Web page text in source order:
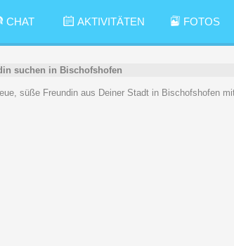
CHAT AKTIVITÄTEN FOTOS
suchen in Bischofshofen
süße Freundin aus Deiner Stadt in Bischofshofen